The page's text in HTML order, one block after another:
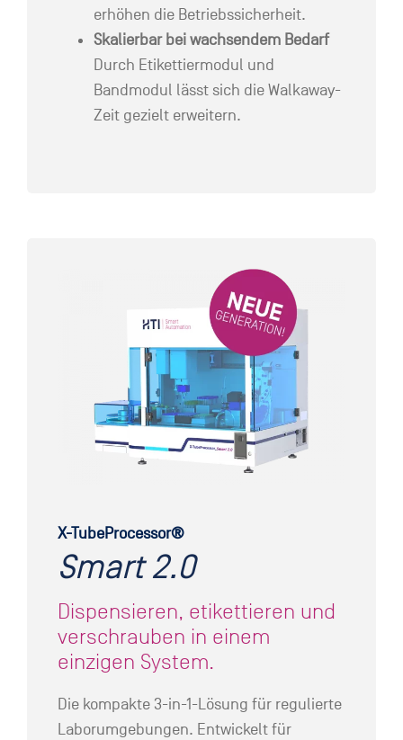
erhöhen die Betriebssicherheit.
Skalierbar bei wachsendem Bedarf
Durch Etikettiermodul und
Bandmodul lässt sich die Walkaway-
Zeit gezielt erweitern.
X-TubeProcessor®
Smart 2.0
Dispensieren, etikettieren und
verschrauben in einem
einzigen System.
Die kompakte 3-in-1-Lösung für regulierte
Laborumgebungen. Entwickelt für